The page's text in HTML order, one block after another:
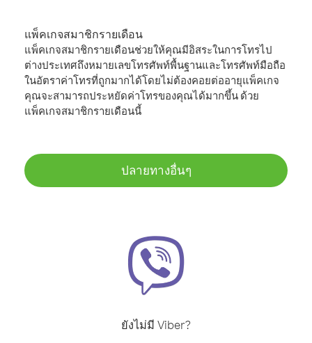
แพ็คเกจสมาชิกรายเดือน
แพ็คเกจสมาชิกรายเดือนช่วยให้คุณมีอิสระในการโทรไป
ต่างประเทศถึงหมายเลขโทรศัพท์พื้นฐานและโทรศัพท์มือถือ
ในอัตราค่าโทรที่ถูกมากได้โดยไม่ต้องคอยต่ออายุแพ็คเกจ
คุณจะสามารถประหยัดค่าโทรของคุณได้มากขึ้น ด้วย
แพ็คเกจสมาชิกรายเดือนนี้
ปลายทางอื่นๆ
ยังไม่มี Viber?